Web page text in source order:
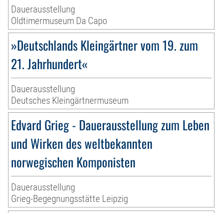
Dauerausstellung
Oldtimermuseum Da Capo
»Deutschlands Kleingärtner vom 19. zum
21. Jahrhundert«
Dauerausstellung
Deutsches Kleingärtnermuseum
Edvard Grieg - Dauerausstellung zum Leben
und Wirken des weltbekannten
norwegischen Komponisten
Dauerausstellung
Grieg-Begegnungsstätte Leipzig